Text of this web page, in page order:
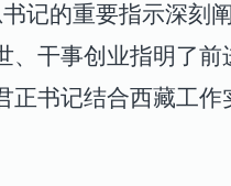
记的重要指示深刻
、干事创业指明了
正书记结合西藏工